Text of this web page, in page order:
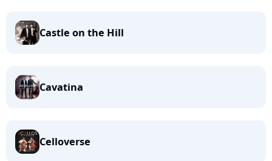
Castle on the Hill
Cavatina
Celloverse